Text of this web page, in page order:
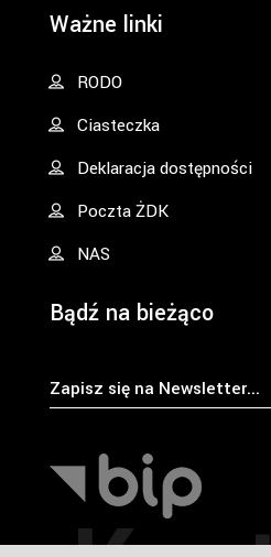
Ważne linki
RODO
Ciasteczka
Deklaracja dostępności
Poczta ŻDK
NAS
Bądź na bieżąco